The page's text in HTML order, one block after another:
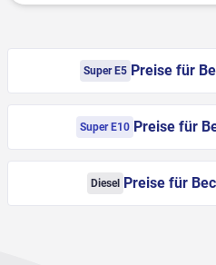
Super E5 Preise für
Super E10 Preise für
Diesel Preise für